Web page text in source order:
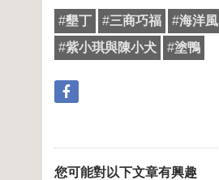
#墾丁 #三商巧福 #海洋風
#紫小琪與陳小犬 #塗鴨
您可能對以下文章有興趣